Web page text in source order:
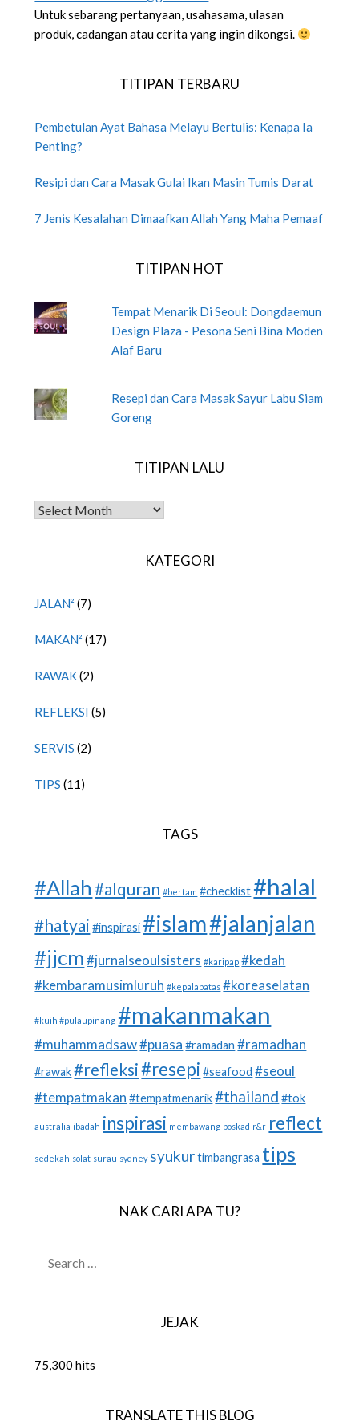
Untuk sebarang pertanyaan, usahasama, ulasan
produk, cadangan atau cerita yang ingin dikongsi.
TITIPAN TERBARU
Pembetulan Ayat Bahasa Melayu Bertulis: Kenapa Ia
Penting?
Resipi dan Cara Masak Gulai Ikan Masin Tumis Darat
7 Jenis Kesalahan Dimaafkan Allah Yang Maha Pemaaf
TITIPAN HOT
Tempat Menarik Di Seoul: Dongdaemun
Design Plaza - Pesona Seni Bina Moden
Alaf Baru
Resepi dan Cara Masak Sayur Labu Siam
Goreng
TITIPAN LALU
TITIPAN LALU
KATEGORI
JALAN² (7)
MAKAN² (17)
RAWAK(2)
REFLEKSI (5)
SERVIS (2)
TIPS (11)
TAGS
#Allah #alquran #bertam #checklist #halal
#hatyai #inspirasi #islam#jalanjalan
#jjcm #jurnalseoulsisters #karipap #kedah
#kembaramusimluruh #kepalabatas #koreaselatan
#kuih #pulaupinang #makanmakan
#muhammadsaw#puasa #ramadan #ramadhan
#rawak #refleksi#resepi #seafood #seoul
#tempatmakan #tempatmenarik #thailand #tok
australia ibadah inspirasi membawang poskad r&r reflect
sedekah solat surau sydney syukur timbangrasa tips
NAK CARI APA TU?
JEJAK
75,300 hits
TRANSLATE THIS BLOG